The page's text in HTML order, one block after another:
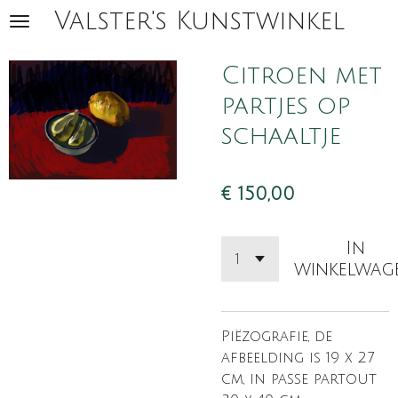
Ga
naar
de
hoofdinhoud
Valster's Kunstwinkel
Citroen met
partjes op
schaaltje
€ 150,00
In
Piëzografie, de
afbeelding is 19 x 27
cm, in passe partout